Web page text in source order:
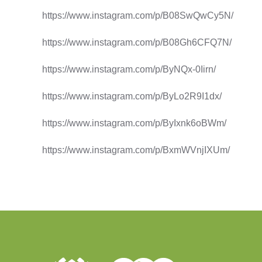
https://www.instagram.com/p/B08SwQwCy5N/
https://www.instagram.com/p/B08Gh6CFQ7N/
https://www.instagram.com/p/ByNQx-0Iirn/
https://www.instagram.com/p/ByLo2R9I1dx/
https://www.instagram.com/p/ByIxnk6oBWm/
https://www.instagram.com/p/BxmWVnjIXUm/